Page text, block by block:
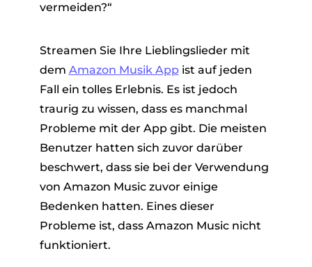
vermeiden?“
Streamen Sie Ihre Lieblingslieder mit
dem Amazon Musik Appist auf jeden
Fall ein tolles Erlebnis. Es ist jedoch
traurig zu wissen, dass es manchmal
Probleme mit der App gibt. Die meisten
Benutzer hatten sich zuvor darüber
beschwert, dass sie bei der Verwendung
von Amazon Music zuvor einige
Bedenken hatten. Eines dieser
Probleme ist, dass Amazon Music nicht
funktioniert.